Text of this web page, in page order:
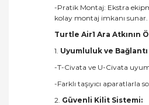
-Pratik Montaj: Ekstra
kolay montaj imkanı sunar.
Turtle Air1 Ara Atkının
1. Uyumluluk ve
-T-Civata ve U-Civata
-Farklı taşıyıcı aparatlarla
2. Güvenli Kilit Sistemi: